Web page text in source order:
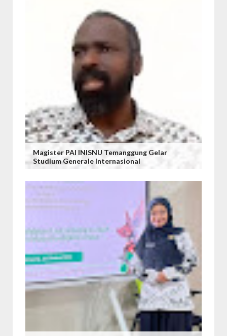
Magister PAI INISNU Temanggung Gelar
Studium Generale Internasional